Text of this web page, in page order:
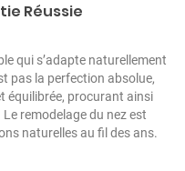
Réussie
qui s’adapte naturellement
pas la perfection absolue,
équilibrée, procurant ainsi
remodelage du nez est
naturelles au fil des ans.